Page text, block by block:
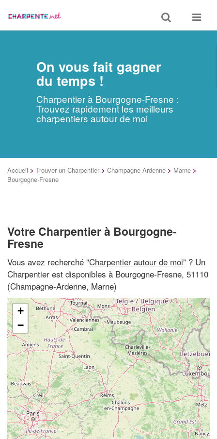
Toggle
search
Toggle
On vous fait gagner
du temps !
Charpentier à Bourgogne-Fresne :
Trouvez rapidement les meilleurs
charpentiers autour de moi
Accueil > Trouver un Charpentier > Champagne-Ardenne > Marne >
Bourgogne-Fresne
Votre Charpentier à Bourgogne-
Fresne
Vous avez recherché "Charpentier autour de moi" ? Un
Charpentier est disponibles à Bourgogne-Fresne, 51110
(Champagne-Ardenne, Marne)
+
−